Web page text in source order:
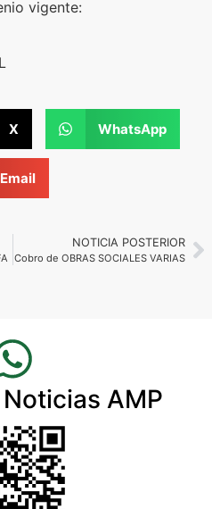
vigente:
X WhatsApp
Email
NOTICIA POSTERIOR
Cobro de OBRAS SOCIALES VARIAS
AMP